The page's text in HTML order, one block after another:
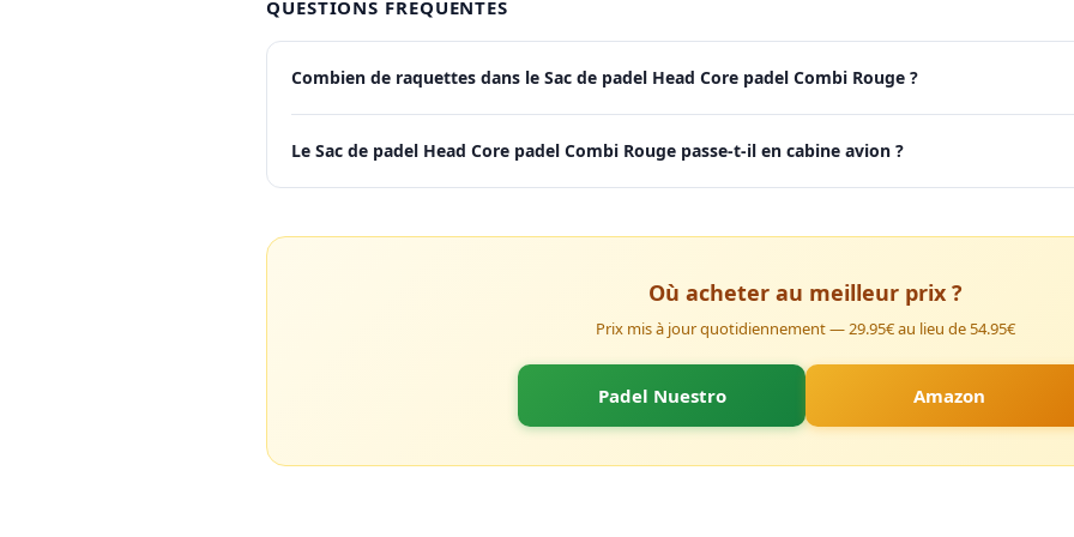
QUESTIONS FRÉQUENTES
Combien de raquettes dans le Sac de padel Head Core padel Combi Rouge ?
Le Sac de padel Head Core padel Combi Rouge passe-t-il en cabine avion ?
Où acheter au meilleur prix ?
Prix mis à jour quotidiennement — 29.95€ au lieu de 54.95€
Padel Nuestro Amazon